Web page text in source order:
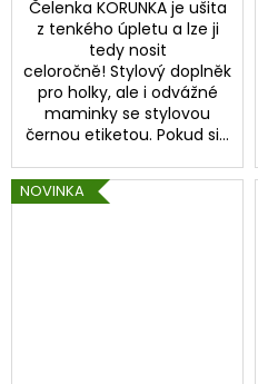
Čelenka KORUNKA je ušita
z tenkého úpletu a lze ji
tedy nosit
celoročně! Stylový doplněk
pro holky, ale i odvážné
maminky se stylovou
černou etiketou. Pokud si...
NOVINKA